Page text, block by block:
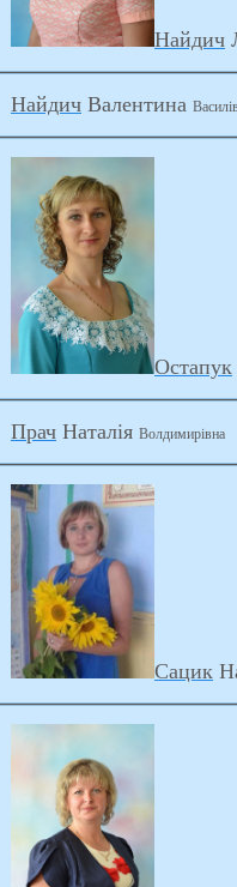
Найдич
Найдич Валентина
Остапук
Прач Наталія Волдимирівна
Сацик